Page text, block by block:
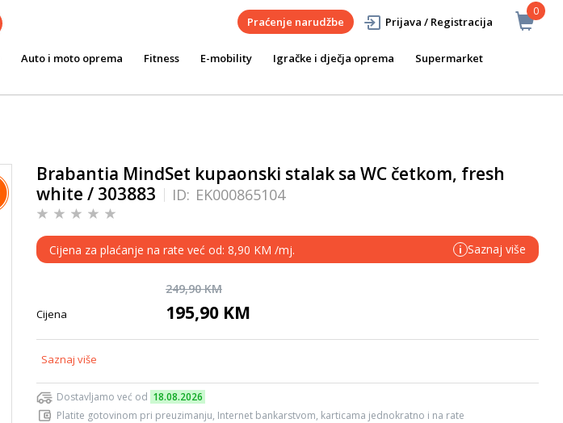
0
Praćenje narudžbe Prijava / Registracija
Auto i moto oprema Fitness E-mobility Igračke i dječja oprema
Supermarket
Brabantia MindSet kupaonski stalak sa WC četkom, fresh
white / 303883
ID: EK000865104
Cijena za plaćanje na rate već od: 8,90 KM /mj. i Saznaj više
249,90 KM
Cijena 195,90 KM
Saznaj više
Dostavljamo već od 18.08.2026
Platite gotovinom pri preuzimanju, Internet bankarstvom, karticama jednokratno i na rate